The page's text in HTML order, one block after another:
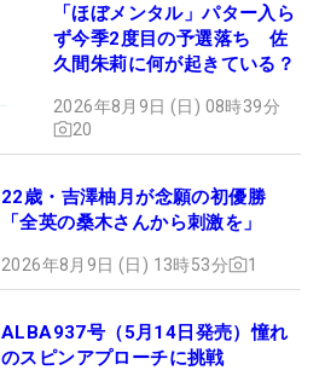
「ほぼメンタル」パター入ら
ず今季2度目の予選落ち 佐
久間朱莉に何が起きている？
2026年8月9日 (日) 08時39分
20
22歳・吉澤柚月が念願の初優勝
「全英の桑木さんから刺激を」
2026年8月9日 (日) 13時53分 1
ALBA937号（5月14日発売）憧れ
のスピンアプローチに挑戦